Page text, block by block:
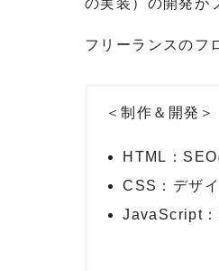
の実装）の開発が
フリーランスのフ
＜制作＆開発＞
HTML：
CSS：デザ
JavaScript：